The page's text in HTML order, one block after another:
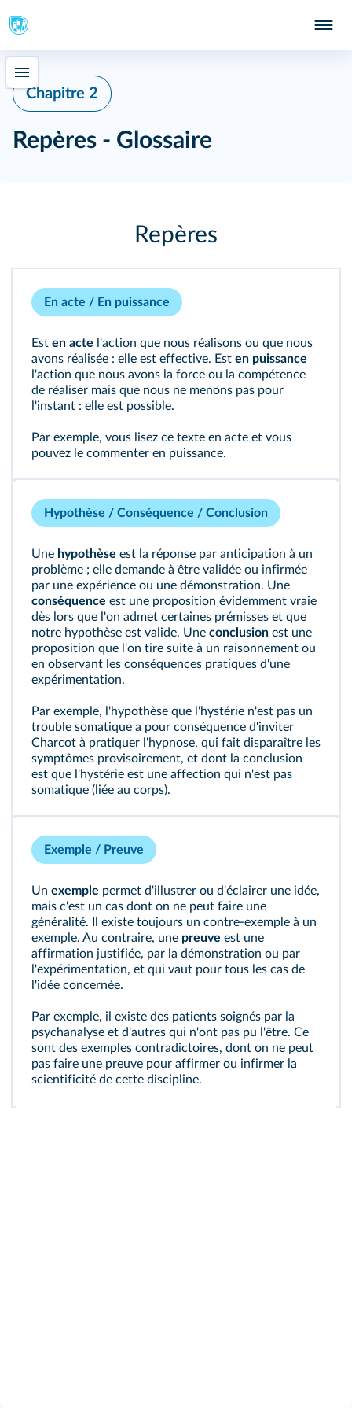
Chapitre 2
Repères - Glossaire
Repères
En acte / En puissance
Est en acte l'action que nous réalisons ou que nous
avons réalisée : elle est effective. Est en puissance
l'action que nous avons la force ou la compétence
de réaliser mais que nous ne menons pas pour
l'instant : elle est possible.
Par exemple, vous lisez ce texte en acte et vous
pouvez le commenter en puissance.
Hypothèse / Conséquence / Conclusion
Une hypothèse est la réponse par anticipation à un
problème ; elle demande à être validée ou infirmée
par une expérience ou une démonstration. Une
conséquence est une proposition évidemment vraie
dès lors que l'on admet certaines prémisses et que
notre hypothèse est valide. Une conclusion est une
proposition que l'on tire suite à un raisonnement ou
en observant les conséquences pratiques d'une
expérimentation.
Par exemple, l'hypothèse que l'hystérie n'est pas un
trouble somatique a pour conséquence d'inviter
Charcot à pratiquer l'hypnose, qui fait disparaître les
symptômes provisoirement, et dont la conclusion
est que l'hystérie est une affection qui n'est pas
somatique (liée au corps).
Exemple / Preuve
Un exemple permet d'illustrer ou d'éclairer une idée,
mais c'est un cas dont on ne peut faire une
généralité. Il existe toujours un contre-exemple à un
exemple. Au contraire, une preuve est une
affirmation justifiée, par la démonstration ou par
l'expérimentation, et qui vaut pour tous les cas de
l'idée concernée.
Par exemple, il existe des patients soignés par la
psychanalyse et d'autres qui n'ont pas pu l'être. Ce
sont des exemples contradictoires, dont on ne peut
pas faire une preuve pour affirmer ou infirmer la
scientificité de cette discipline.